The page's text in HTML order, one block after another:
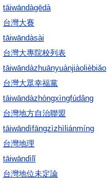
tāiwāndàgēdà
台灣大賽
tāiwāndàsài
台灣大專院校列表
tāiwāndàzhuānyuànjiàolièbiǎo
台灣大眾幸福黨
tāiwāndàzhòngxìngfúdǎng
台灣地方自治聯盟
tāiwāndìfāngzìzhìliánmíng
台灣地理
tāiwāndìlǐ
台灣地位未定論